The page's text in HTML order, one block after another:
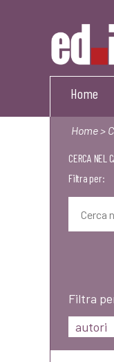
Editpress
Home
Home>
CERCA NEL
Filtra per:
Filtra
autori